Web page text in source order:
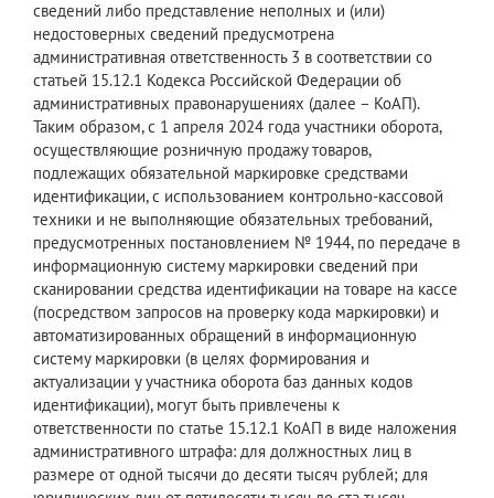
сведений либо представление неполных и (или)
недостоверных сведений предусмотрена
административная ответственность 3 в соответствии со
статьей 15.12.1 Кодекса Российской Федерации об
административных правонарушениях (далее – КоАП).
Таким образом, с 1 апреля 2024 года участники оборота,
осуществляющие розничную продажу товаров,
подлежащих обязательной маркировке средствами
идентификации, с использованием контрольно-кассовой
техники и не выполняющие обязательных требований,
предусмотренных постановлением № 1944, по передаче в
информационную систему маркировки сведений при
сканировании средства идентификации на товаре на кассе
(посредством запросов на проверку кода маркировки) и
автоматизированных обращений в информационную
систему маркировки (в целях формирования и
актуализации у участника оборота баз данных кодов
идентификации), могут быть привлечены к
ответственности по статье 15.12.1 КоАП в виде наложения
административного штрафа: для должностных лиц в
размере от одной тысячи до десяти тысяч рублей; для